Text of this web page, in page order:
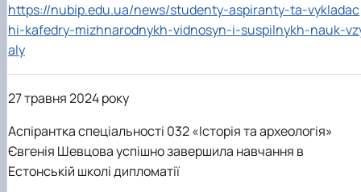
https://nubip.edu.ua/news/studenty-aspiranty-ta-vykladac
hi-kafedry-mizhnarodnykh-vidnosyn-i-suspilnykh-nauk-
aly
27 травня 2024 року
Аспірантка спеціальності 032 «Історія та археологія»
Євгенія Шевцова успішно завершила навчання в
Естонській школі дипломатії